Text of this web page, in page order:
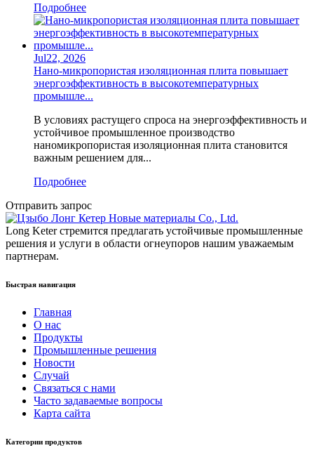
Подробнее
Jul22, 2026
Нано-микропористая изоляционная плита повышает
энергоэффективность в высокотемпературных
промышле...
В условиях растущего спроса на энергоэффективность и
устойчивое промышленное производство
наномикропористая изоляционная плита становится
важным решением для...
Подробнее
Отправить запрос
Long Keter стремится предлагать устойчивые промышленные
решения и услуги в области огнеупоров нашим уважаемым
партнерам.
Быстрая навигация
Главная
О нас
Продукты
Промышленные решения
Новости
Случай
Связаться с нами
Часто задаваемые вопросы
Карта сайта
Категории продуктов